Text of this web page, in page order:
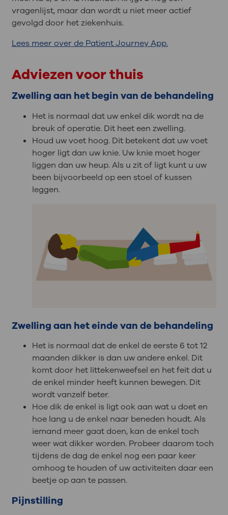
vragenlijst, maar dan wordt u niet meer actief
gevolgd door het ziekenhuis.
Lees meer over de Patient Journey App.
Adviezen voor thuis
Zwelling aan het begin van de behandeling
Het is normaal dat uw enkel dik wordt na de
breuk of operatie. Dit heet een zwelling.
Houd uw voet hoog. Dit betekent dat uw voet
hoger ligt dan uw knie. Uw knie moet hoger
liggen dan uw heup. Als u zit of ligt kunt u uw
been bijvoorbeeld op een stoel of kussen
leggen.
Zwelling aan het einde van de behandeling
Het is normaal dat de enkel de eerste 6 tot 12
maanden dikker is dan uw andere enkel. Dit
komt door het littekenweefsel en het feit dat u
de enkel minder heeft kunnen bewegen. Dit
wordt vanzelf beter.
Hoe dik de enkel is ligt ook aan wat u doet en
hoe lang u de enkel naar beneden houdt. Als
iemand meer gaat doen, kan de enkel toch
weer wat dikker worden. Probeer daarom toch
tijdens de dag de enkel nog een paar keer
omhoog te houden of uw activiteiten daar een
beetje op aan te passen.
Pijnstilling